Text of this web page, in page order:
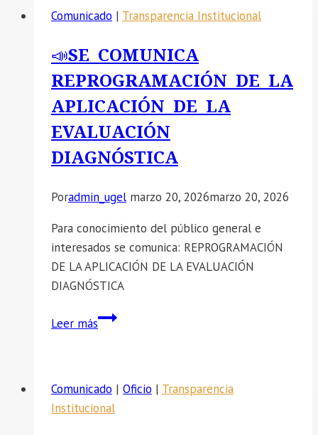
Comunicado | Transparencia Institucional
📣SE COMUNICA
REPROGRAMACIÓN DE LA
APLICACIÓN DE LA
EVALUACIÓN
DIAGNÓSTICA
Poradmin_ugel marzo 20, 2026marzo 20, 2026
Para conocimiento del público general e
interesados se comunica: REPROGRAMACIÓN
DE LA APLICACIÓN DE LA EVALUACIÓN
DIAGNÓSTICA
Leer más📣
DE
LA
Comunicado | Oficio | Transparencia
Institucional